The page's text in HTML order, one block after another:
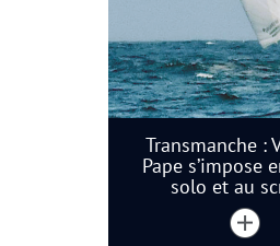
Transmanche :
Pape s’impose
solo et au